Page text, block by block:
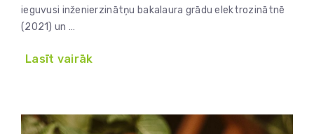
ieguvusi inženierzinātņu bakalaura grādu elektrozinātnē
(2021) un …
Lasīt vairāk